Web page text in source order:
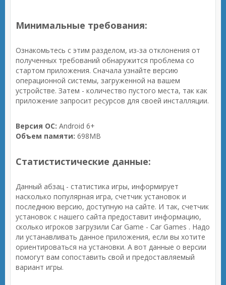
Минимальные требования:
Ознакомьтесь с этим разделом, из-за отклонения от
полученных требований обнаружится проблема со
стартом приложения. Сначала узнайте версию
операционной системы, загруженной на вашем
устройстве. Затем - количество пустого места, так как
приложение запросит ресурсов для своей инсталляции.
Версия ОС: Android 6+
Объем памяти: 698MB
Статистистические данные:
Данный абзац - статистика игры, информирует
насколько популярная игра, счетчик установок и
последнюю версию, доступную на сайте. И так, счетчик
установок с нашего сайта предоставит информацию,
сколько игроков загрузили Car Game - Car Games . Надо
ли устанавливать данное приложения, если вы хотите
ориентироваться на установки. А вот данные о версии
помогут вам сопоставить свой и предоставляемый
вариант игры.